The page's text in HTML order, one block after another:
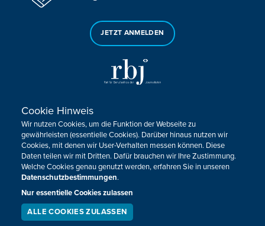
JETZT ANMELDEN
Sie haben noch Fragen oder Anmerkungen?
KONTAKTIEREN SIE UNS!
Impressum Datenschutz Kontakt
Barrierefreiheit
Cookie-Zustimmung anpassen
Design, Konzept & Programmierung:
Cookie Hinweis
Wir nutzen Cookies, um die Funktion der Webseite zu
gewährleisten (essentielle Cookies). Darüber hinaus nutzen wir
Cookies, mit denen wir User-Verhalten messen können. Diese
Daten teilen wir mit Dritten. Dafür brauchen wir Ihre Zustimmung.
Welche Cookies genau genutzt werden, erfahren Sie in unseren
Datenschutzbestimmungen.
Nur essentielle Cookies zulassen
ALLE COOKIES ZULASSEN
LIVESTREAM